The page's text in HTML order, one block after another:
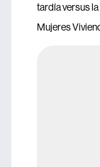
tardía versus
Mujeres